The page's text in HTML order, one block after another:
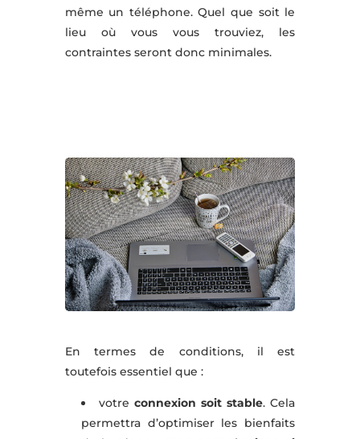
même un téléphone. Quel que soit le
lieu où vous vous trouviez, les
contraintes seront donc minimales.
En termes de conditions, il est
toutefois essentiel que :
votre connexion soit stable. Cela
permettra d’optimiser les bienfaits